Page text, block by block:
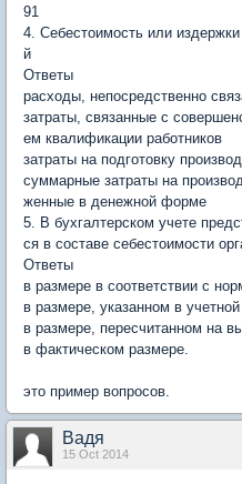
91
4. Себестоимость или
й
Ответы
расходы, непосредственно
затраты, связанные с
ем квалификации работников
затраты на подготовку
суммарные затраты на
женные в денежной форме
5. В бухгалтерском учете
ся в составе себестоимости
Ответы
в размере в соответствии с
в размере, указанном в
в размере, пересчитанном на
в фактическом размере.
это пример вопросов.
Вадя
15 Oct 2014